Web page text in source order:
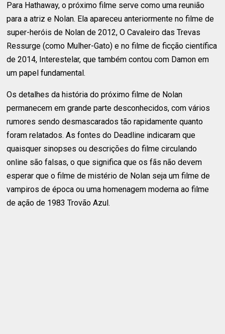
Para Hathaway, o próximo filme serve como uma reunião
para a atriz e Nolan. Ela apareceu anteriormente no filme de
super-heróis de Nolan de 2012, O Cavaleiro das Trevas
Ressurge (como Mulher-Gato) e no filme de ficção científica
de 2014, Interestelar, que também contou com Damon em
um papel fundamental.
Os detalhes da história do próximo filme de Nolan
permanecem em grande parte desconhecidos, com vários
rumores sendo desmascarados tão rapidamente quanto
foram relatados. As fontes do Deadline indicaram que
quaisquer sinopses ou descrições do filme circulando
online são falsas, o que significa que os fãs não devem
esperar que o filme de mistério de Nolan seja um filme de
vampiros de época ou uma homenagem moderna ao filme
de ação de 1983 Trovão Azul.